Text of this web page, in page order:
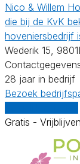
Nico & Willem
die bij de KvK
hoveniersbedrijf
Wederik 15,
28 jaar in bedrijf
Bezoek
Gratis -